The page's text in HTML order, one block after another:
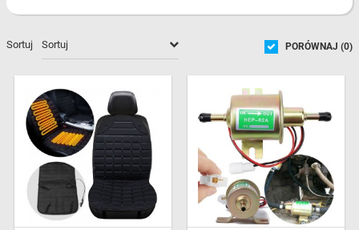
PORÓWNAJ (0)
Sortuj